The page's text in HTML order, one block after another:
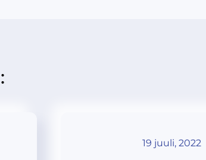
19 juuli, 2022